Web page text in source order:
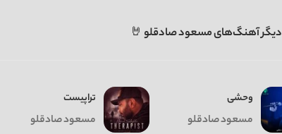
دیگر آهنگ‌های مسعود صادقلو 🤘
وحشی
مسعود صادقلو
تراپیست
مسعود صادقلو